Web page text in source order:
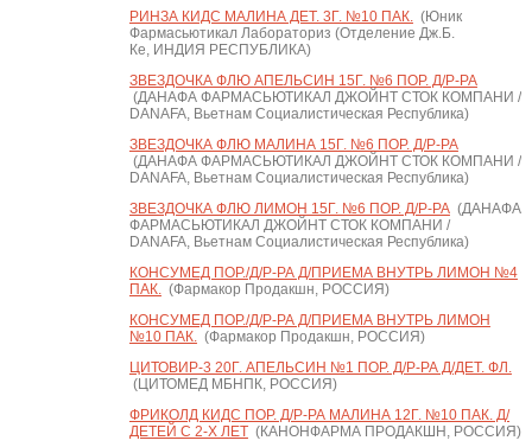
РИНЗА КИДС МАЛИНА ДЕТ. 3Г. №10 ПАК.(Юник
Фармасьютикал Лабораториз (Отделение Дж.Б.
Ке, ИНДИЯ РЕСПУБЛИКА)
ЗВЕЗДОЧКА ФЛЮ АПЕЛЬСИН 15Г. №6 ПОР. Д/Р-РА
(ДАНАФА ФАРМАСЬЮТИКАЛ ДЖОЙНТ СТОК КОМПАНИ /
DANAFA, Вьетнам Социалистическая Республика)
ЗВЕЗДОЧКА ФЛЮ МАЛИНА 15Г. №6 ПОР. Д/Р-РА
(ДАНАФА ФАРМАСЬЮТИКАЛ ДЖОЙНТ СТОК КОМПАНИ /
DANAFA, Вьетнам Социалистическая Республика)
ЗВЕЗДОЧКА ФЛЮ ЛИМОН 15Г. №6 ПОР. Д/Р-РА(ДАНАФА
ФАРМАСЬЮТИКАЛ ДЖОЙНТ СТОК КОМПАНИ /
DANAFA, Вьетнам Социалистическая Республика)
КОНСУМЕД ПОР./Д/Р-РА Д/ПРИЕМА ВНУТРЬ ЛИМОН №4
ПАК.(Фармакор Продакшн, РОССИЯ)
КОНСУМЕД ПОР./Д/Р-РА Д/ПРИЕМА ВНУТРЬ ЛИМОН
№10 ПАК.(Фармакор Продакшн, РОССИЯ)
ЦИТОВИР-3 20Г. АПЕЛЬСИН №1 ПОР. Д/Р-РА Д/ДЕТ. ФЛ.
(ЦИТОМЕД МБНПК, РОССИЯ)
ФРИКОЛД КИДС ПОР. Д/Р-РА МАЛИНА 12Г. №10 ПАК. Д/
ДЕТЕЙ С 2-Х ЛЕТ(КАНОНФАРМА ПРОДАКШН, РОССИЯ)